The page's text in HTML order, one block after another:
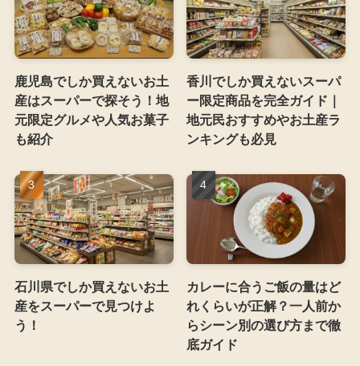
鹿児島でしか買えないお土
産はスーパーで探そう！地
元限定グルメや人気お菓子
も紹介
香川でしか買えないスーパ
ー限定商品を完全ガイド｜
地元民おすすめやお土産ラ
ンキングも必見
石川県でしか買えないお土
産をスーパーで見つけよ
う！
カレーに合うご飯の量はど
れくらいが正解？一人前か
らシーン別の選び方まで徹
底ガイド